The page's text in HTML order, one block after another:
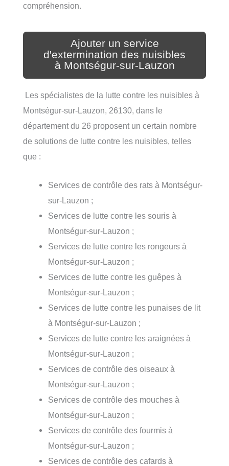
compréhension.
Ajouter un service
d'extermination des nuisibles
à Montségur-sur-Lauzon
Les spécialistes de la lutte contre les nuisibles à
Montségur-sur-Lauzon, 26130, dans le
département du 26 proposent un certain nombre
de solutions de lutte contre les nuisibles, telles
que :
Services de contrôle des rats à Montségur-
sur-Lauzon ;
Services de lutte contre les souris à
Montségur-sur-Lauzon ;
Services de lutte contre les rongeurs à
Montségur-sur-Lauzon ;
Services de lutte contre les guêpes à
Montségur-sur-Lauzon ;
Services de lutte contre les punaises de lit
à Montségur-sur-Lauzon ;
Services de lutte contre les araignées à
Montségur-sur-Lauzon ;
Services de contrôle des oiseaux à
Montségur-sur-Lauzon ;
Services de contrôle des mouches à
Montségur-sur-Lauzon ;
Services de contrôle des fourmis à
Montségur-sur-Lauzon ;
Services de contrôle des cafards à